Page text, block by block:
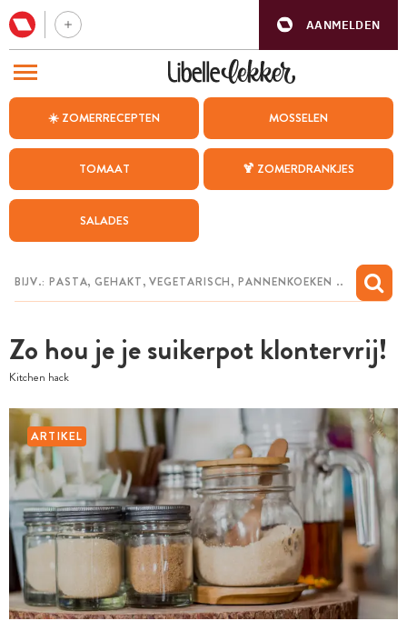
AANMELDEN
☀️ ZOMERRECEPTEN MOSSELEN
TOMAAT 🍹 ZOMERDRANKJES
SALADES
Zo hou je je suikerpot klontervrij!
Kitchen hack
ARTIKEL
BEZOEK ONZE ANDERE WEBSITES
WEEKMENU
CHAT MET MAIA
MIJN BEWAARDE RECEPTEN